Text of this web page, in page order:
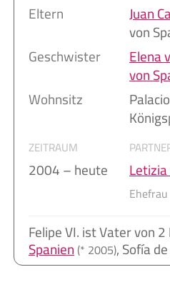
Eltern Juan
von
Geschwister
Elena
von
Wohnsitz
ZEITRAUM
2004 – heute
Ehefrau
Felipe VI. ist Vater von
Spanien(* 2005), Sofía